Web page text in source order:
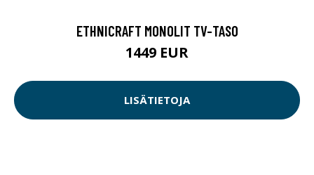
ETHNICRAFT MONOLIT TV-TASO
1449 EUR
LISÄTIETOJA